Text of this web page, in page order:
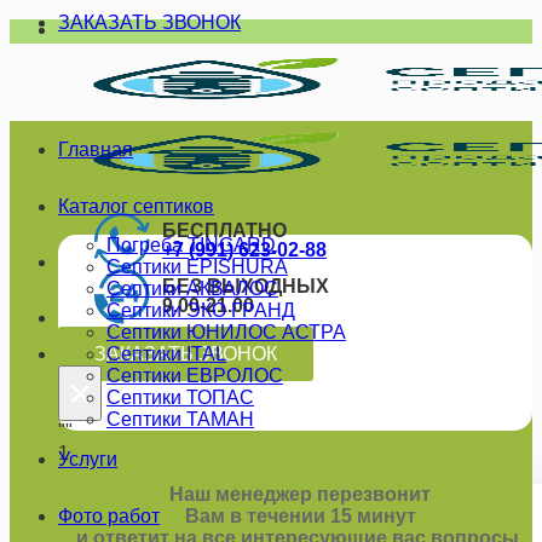
Skip
to
ЗАКАЗАТЬ ЗВОНОК
БЕСПЛАТНО
+7 (991) 623-02-88
БЕЗ ВЫХОДНЫХ
9.00-21.00
ЗАКАЗАТЬ ЗВОНОК
×
""
1
Наш менеджер перезвонит
Вам в течении 15 минут
и ответит на все интересующие вас вопросы.
Главная
Каталог септиков
Погреба TINGARD
Септики EPISHURA
Септики АКВАЛОС
Септики ЭКО ГРАНД
Септики ЮНИЛОС АСТРА
Септики ITAL
Септики ЕВРОЛОС
Септики ТОПАС
Септики ТАМАН
Услуги
Фото работ